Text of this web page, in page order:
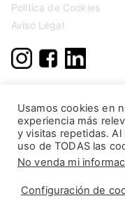
Política de Cookies
Aviso Legal
Usamos cookies en
experiencia más
y visitas repetidas.
uso de TODAS las
No venda mi
Configuración de